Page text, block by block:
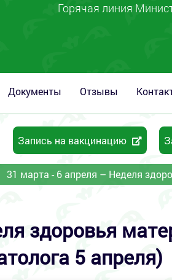
Горячая линия
Документы Отзывы
Запись на вакцинацию
31 марта - 6 апреля – Неделя
здоровья
5 апреля)